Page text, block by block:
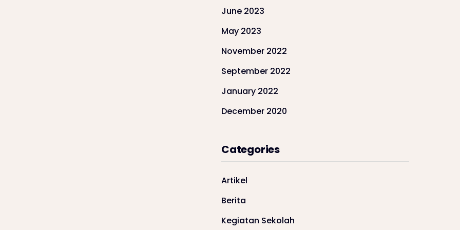
June 2023
May 2023
November 2022
September 2022
January 2022
December 2020
Categories
Artikel
Berita
Kegiatan Sekolah